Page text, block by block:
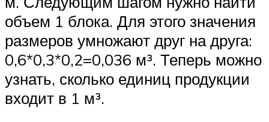
объем 1 блока. Для этого значения
размеров умножают друг на друга:
0,6*0,3*0,2=0,036 м³. Теперь можно
узнать, сколько единиц продукции
входит в 1 м³.